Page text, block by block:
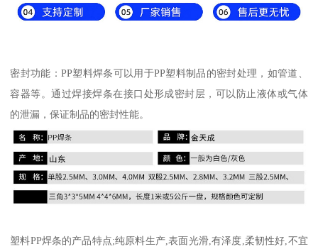
密封功能：PP塑料焊条可以用于PP塑料制品的密封处理，如管道、
容器等。通过焊接焊条在接口处形成密封层，可以防止液体或气体
的泄漏，保证制品的密封性能。
塑料PP焊条的产品特点;纯原料生产,表面光滑,有泽度,柔韧性好,不宜